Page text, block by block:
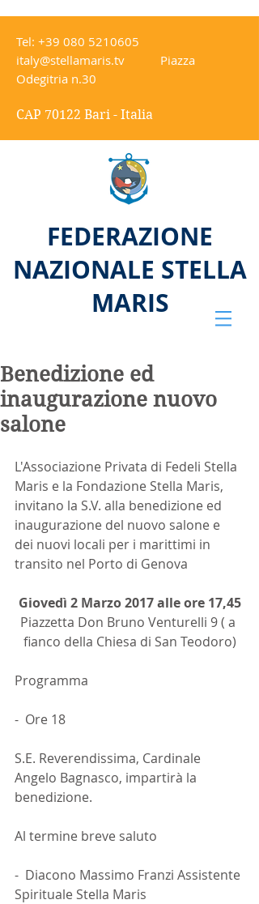
Tel: +39 080 5210605
italy@stellamaris.tv Piazza
Odegitria n.30
CAP 70122 Bari - Italia
FEDERAZIONE
NAZIONALE STELLA
MARIS
Benedizione ed
inaugurazione nuovo
salone
L'Associazione Privata di Fedeli Stella
Maris e la Fondazione Stella Maris,
invitano la S.V. alla benedizione ed
inaugurazione del nuovo salone e
dei nuovi locali per i marittimi in
transito nel Porto di Genova
Giovedì 2 Marzo 2017 alle ore 17,45
Piazzetta Don Bruno Venturelli 9 ( a
fianco della Chiesa di San Teodoro)
Programma
-  Ore 18
S.E. Reverendissima, Cardinale
Angelo Bagnasco, impartirà la
benedizione.
Al termine breve saluto
-  Diacono Massimo Franzi Assistente
Spirituale Stella Maris